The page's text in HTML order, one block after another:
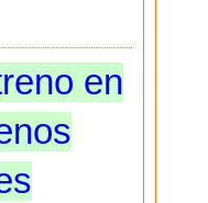
en